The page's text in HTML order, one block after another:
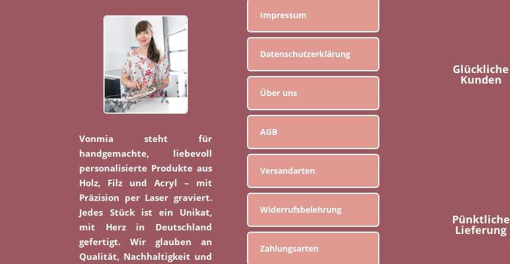
Vonmia steht für
handgemachte, liebevoll
personalisierte Produkte aus
Holz, Filz und Acryl – mit
Präzision per Laser graviert.
Jedes Stück ist ein Unikat,
mit Herz in Deutschland
gefertigt. Wir glauben an
Qualität, Nachhaltigkeit und
Impressum
Datenschutzerklärung
Über uns
AGB
Versandarten
Widerrufsbelehrung
Zahlungsarten
Glückliche
Kunden
Pünktliche
Lieferung